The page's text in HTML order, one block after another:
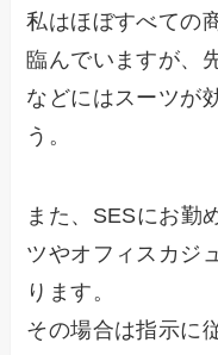
私はほぼすべての
臨んでいますが、
などにはスーツが
う。
また、SESにお勤
ツやオフィスカジ
ります。
その場合は指示に